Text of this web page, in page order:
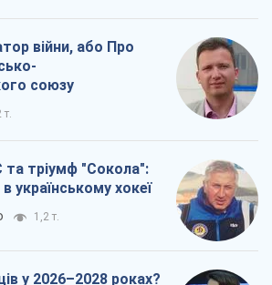
війни, або Про
союзу
т.
та тріумф "Сокола":
українському хокеї
1,2 т.
у 2026–2028 роках?